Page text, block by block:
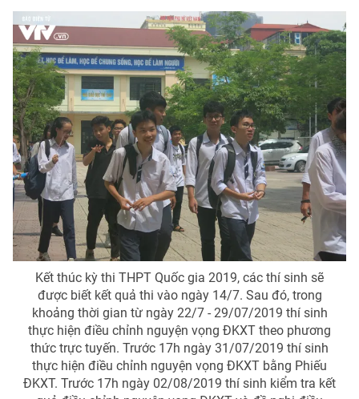
Kết thúc kỳ thi THPT Quốc gia 2019, các thí sinh sẽ
được biết kết quả thi vào ngày 14/7. Sau đó, trong
khoảng thời gian từ ngày 22/7 - 29/07/2019 thí sinh
thực hiện điều chỉnh nguyện vọng ĐKXT theo phương
thức trực tuyến. Trước 17h ngày 31/07/2019 thí sinh
thực hiện điều chỉnh nguyện vọng ĐKXT bằng Phiếu
ĐKXT. Trước 17h ngày 02/08/2019 thí sinh kiểm tra kết